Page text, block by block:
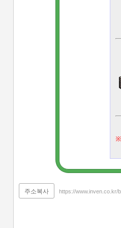
※
주소복사 https://www.inven.co.kr/